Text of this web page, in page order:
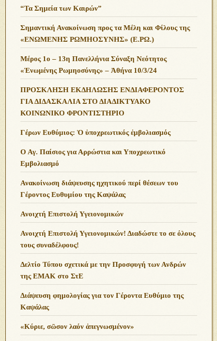
“Τα Σημεία των Καιρών”
Σημαντική Ανακοίνωση προς τα Μέλη και Φίλους της
«ΕΝΩΜΕΝΗΣ ΡΩΜΗΟΣΥΝΗΣ» (Ε.ΡΩ.)
Μέρος 1ο – 13η Πανελλήνια Σύναξη Νεότητος
«Ἑνωμένης Ρωμηοσύνης» – Ἀθήνα 10/3/24
ΠΡΟΣΚΛΗΣΗ ΕΚΔΗΛΩΣΗΣ ΕΝΔΙΑΦΕΡΟΝΤΟΣ
ΓΙΑ ΔΙΔΑΣΚΑΛΙΑ ΣΤΟ ΔΙΑΔΙΚΤΥΑΚΟ
ΚΟΙΝΩΝΙΚΟ ΦΡΟΝΤΙΣΤΗΡΙΟ
Γέρων Ευθύμιος: Ὁ ὑποχρεωτικός ἐμβολιασμός
Ο Αγ. Παίσιος για Αρρώστια και Υποχρεωτικό
Εμβολιασμό
Ανακοίνωση διάψευσης ηχητικού περί θέσεων του
Γέροντος Ευθυμίου της Καψάλας
Ανοιχτή Επιστολή Υγειονομικών
Ανοιχτή Επιστολή Υγειονομικών! Διαδώστε το σε όλους
τους συναδέλφους!
Δελτίο Τύπου σχετικά με την Προσφυγή των Ανδρών
της ΕΜΑΚ στο ΣτΕ
Διάψευση φημολογίας για τον Γέροντα Ευθύμιο της
Καψάλας
«Κύριε, σῶσον λαόν ἀπεγνωσμένον»